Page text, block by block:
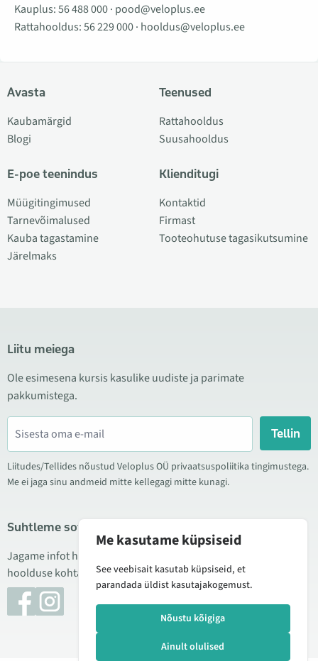
Kauplus:56 488 000· pood@veloplus.ee
Rattahooldus:56 229 000· hooldus@veloplus.ee
Avasta
Kaubamärgid
Blogi
E-poe teenindus
Müügitingimused
Tarnevõimalused
Kauba tagastamine
Järelmaks
Teenused
Rattahooldus
Suusahooldus
Klienditugi
Kontaktid
Firmast
Tooteohutuse tagasikutsumine
Liitu meiega
Ole esimesena kursis kasulike uudiste ja parimate
pakkumistega.
Tellin
Liitudes/Tellides nõustud Veloplus OÜ privaatsuspoliitika tingimustega.
Me ei jaga sinu andmeid mitte kellegagi mitte kunagi.
Suhtleme sotsiaalmeedias
Jagame infot hea hinna kampaaniate, uute toodete ning
hoolduse kohta. Mõnikord teeme ka tooteülevaateid.
Me kasutame küpsiseid
See veebisait kasutab küpsiseid, et
parandada üldist kasutajakogemust.
Nõustu kõigiga
Ainult olulised